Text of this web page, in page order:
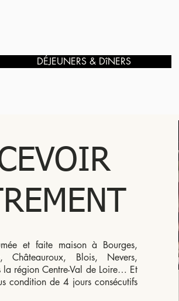
DÉJEUNERS & DîNERS
et faite maison à Bourges,
Blois, Nevers,
la région Centre-Val de Loire… Et
condition de 4 jours consécutifs